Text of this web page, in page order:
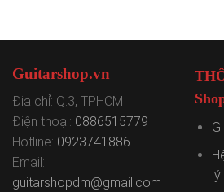
Guitarshop.vn
Địa chỉ: Q.3, TPHCM
Điện thoại: 0886515779
Hotline: 0923741886
Email:
guitarshopdm@gmail.com
lý